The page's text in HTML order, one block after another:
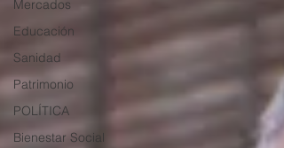
Mercados
Educación
Sanidad
Patrimonio
POLÍTICA
Bienestar Social